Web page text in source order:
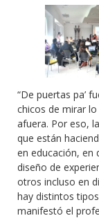
“De puertas pa’
chicos de mirar
afuera. Por eso,
que están
en educación, en
diseño de
otros incluso en
hay distintos
manifestó el